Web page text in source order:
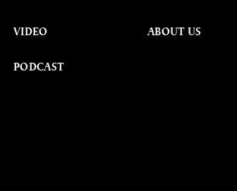
VIDEO
PODCAST
ABOUT US